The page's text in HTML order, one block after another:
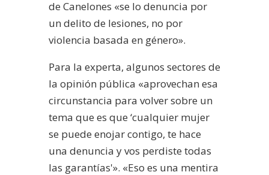
de Canelones «se lo denuncia por
un delito de lesiones, no por
violencia basada en género».
Para la experta, algunos sectores de
la opinión pública «aprovechan esa
circunstancia para volver sobre un
tema que es que ‘cualquier mujer
se puede enojar contigo, te hace
una denuncia y vos perdiste todas
las garantías'». «Eso es una mentira